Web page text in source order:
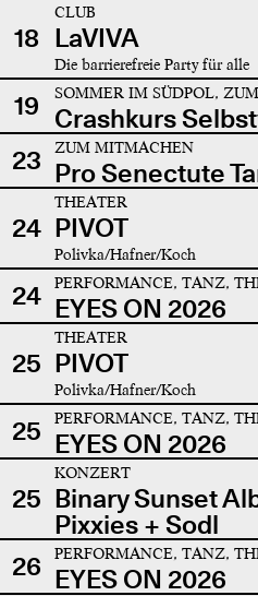
18
CLUB
LaVIVA
Die barrierefreie Party für alle
19 SOMMER IM SÜDPOL,
Crashkurs
23
ZUM MITMACHEN
Pro Senectute
24
THEATER
PIVOT
Polivka/Hafner/Koch
24 PERFORMANCE, TANZ,
EYES ON 2026
25
THEATER
PIVOT
Polivka/Hafner/Koch
25 PERFORMANCE, TANZ,
EYES ON 2026
25
KONZERT
Binary Sunset
Pixxies + Sodl
26
PERFORMANCE, TANZ,
EYES ON 2026